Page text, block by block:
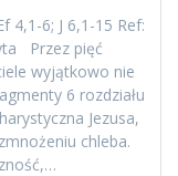
4,1-6; J 6,1-15 Ref:
Przez pięć
wyjątkowo nie
6 rozdziału
Jezusa,
chleba.